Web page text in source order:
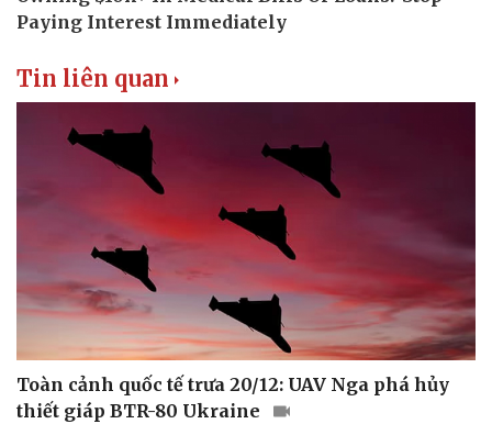
Bóng đá
Lịch thi đấu bóng đá
Thế giới thể thao
Xe máy
Tư vấn
Tin liên quan
Toàn cảnh quốc tế trưa 20/12: UAV Nga phá hủy
thiết giáp BTR-80 Ukraine